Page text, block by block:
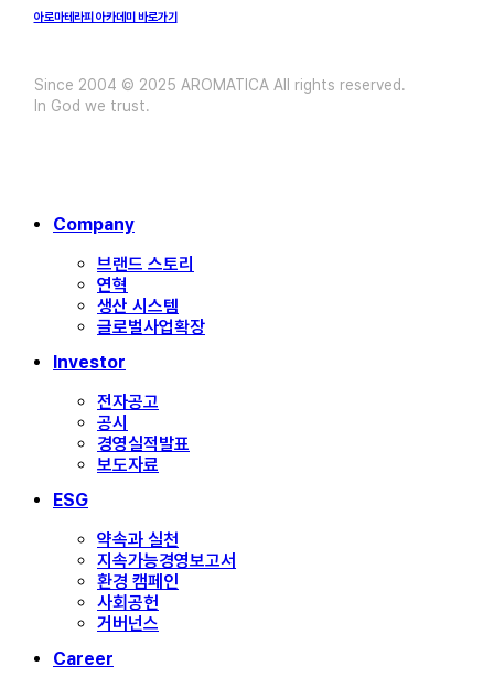
아로마테라피 아카데미 바로가기
Since 2004 © 2025 AROMATICA All rights reserved.
In God we trust.
Close
Company
브랜드 스토리
연혁
생산 시스템
글로벌사업확장
Investor
전자공고
공시
경영실적발표
보도자료
ESG
약속과 실천
지속가능경영보고서
환경 캠페인
사회공헌
거버넌스
Career